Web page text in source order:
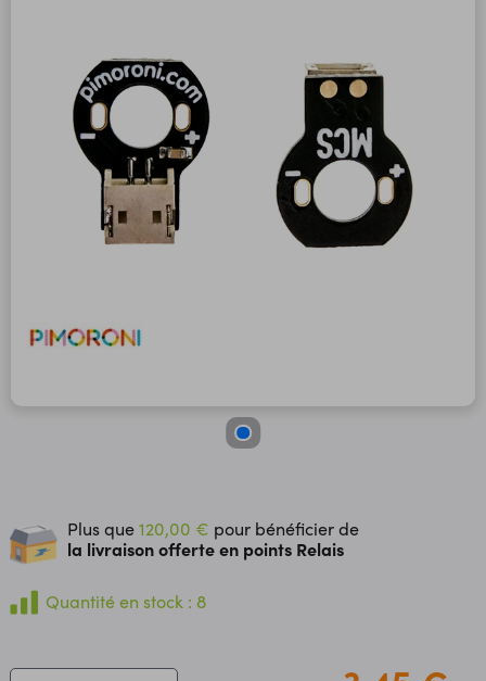
Plus que120,00 € pour bénéficier de
la livraison offerte en points Relais
Quantité en stock : 8